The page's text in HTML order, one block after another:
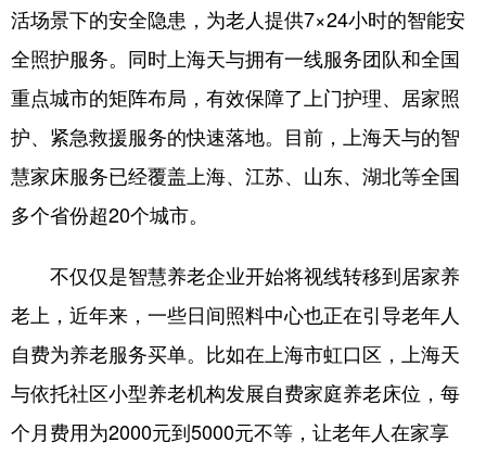
活场景下的安全隐患，为老人提供7×24小时的智能安
全照护服务。同时上海天与拥有一线服务团队和全国
重点城市的矩阵布局，有效保障了上门护理、居家照
护、紧急救援服务的快速落地。目前，上海天与的智
慧家床服务已经覆盖上海、江苏、山东、湖北等全国
多个省份超20个城市。
不仅仅是智慧养老企业开始将视线转移到居家养
老上，近年来，一些日间照料中心也正在引导老年人
自费为养老服务买单。比如在上海市虹口区，上海天
与依托社区小型养老机构发展自费家庭养老床位，每
个月费用为2000元到5000元不等，让老年人在家享